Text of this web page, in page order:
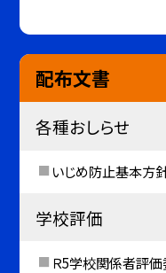
配布文書
各種おしらせ
いじめ防止基本方
学校評価
Ｒ5学校関係者評